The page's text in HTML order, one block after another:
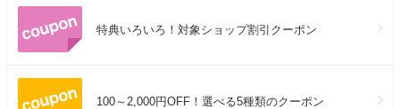
特典いろいろ！対象ショップ割引クーポン
100～2,000円OFF！選べる5種類のクーポン